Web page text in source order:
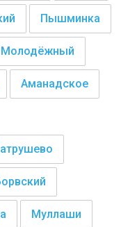
Пышминка
Молодёжный
Аманадское
Муллаши